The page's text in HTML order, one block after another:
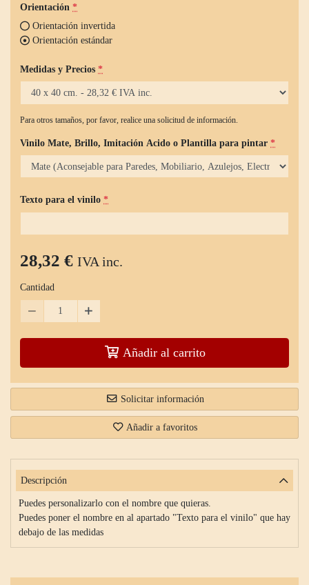
Orientación *
Orientación invertida
Orientación estándar
Medidas y Precios *
Para otros tamaños, por favor, realice una solicitud de información.
Vinilo Mate, Brillo, Imitación Acido o Plantilla para pintar *
Texto para el vinilo *
28,32 € IVA inc.
Cantidad
Añadir al carrito
Solicitar información
Añadir a favoritos
Descripción
Puedes personalizarlo con el nombre que quieras.
Puedes poner el nombre en al apartado "Texto para el vinilo" que hay
debajo de las medidas